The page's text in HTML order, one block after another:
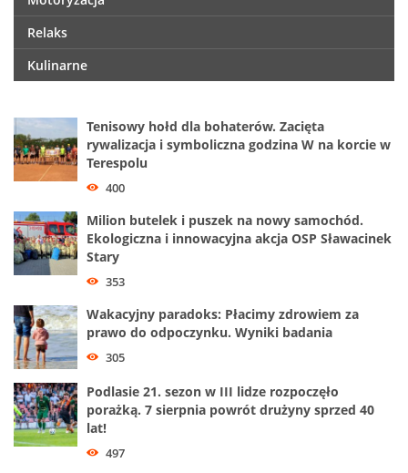
Relaks
Kulinarne
Tenisowy hołd dla bohaterów. Zacięta
rywalizacja i symboliczna godzina W na korcie w
Terespolu
400
Milion butelek i puszek na nowy samochód.
Ekologiczna i innowacyjna akcja OSP Sławacinek
Stary
353
Wakacyjny paradoks: Płacimy zdrowiem za
prawo do odpoczynku. Wyniki badania
305
Podlasie 21. sezon w III lidze rozpoczęło
porażką. 7 sierpnia powrót drużyny sprzed 40
lat!
497